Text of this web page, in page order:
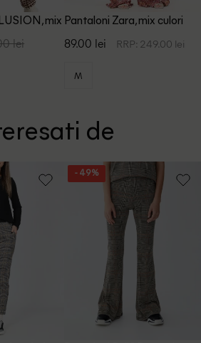
mix
lei
Pantaloni Zara, mix culori
89.00 lei RRP: 249.00 lei
M
de
- 49%